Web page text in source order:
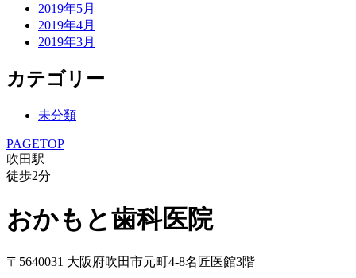
2019年5月
2019年4月
2019年3月
カテゴリー
未分類
PAGETOP
吹田駅
徒歩2分
おかもと歯科医院
〒5640031 大阪府吹田市元町4-8名匠医館3階